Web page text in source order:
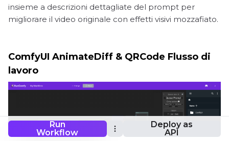
Run
Workflow
Deploy as
API
insieme a descrizioni dettagliate del prompt per
migliorare il video originale con effetti visivi mozzafiato.
ComfyUI AnimateDiff & QRCode Flusso di
lavoro